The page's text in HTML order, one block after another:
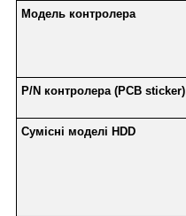
Модель контролера
P/N контролера (PCB sticker)
Сумісні моделі HDD